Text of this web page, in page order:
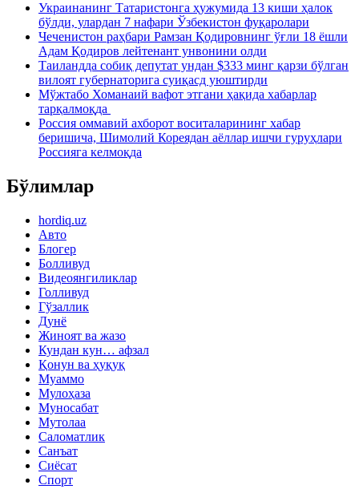
Украинанинг Татаристонга ҳужумида 13 киши ҳалок
бўлди, улардан 7 нафари Ўзбекистон фуқаролари
Чеченистон раҳбари Рамзан Қодировнинг ўғли 18 ёшли
Адам Қодиров лейтенант унвонини олди
Таиландда собиқ депутат ундан $333 минг қарзи бўлган
вилоят губернаторига суиқасд уюштирди
Мўжтабо Хоманаий вафот этгани ҳақида хабарлар
тарқалмоқда
Россия оммавий ахборот воситаларининг хабар
беришича, Шимолий Кореядан аёллар ишчи гуруҳлари
Россияга келмоқда
Бўлимлар
hordiq.uz
Авто
Блогер
Болливуд
Видеоянгиликлар
Голливуд
Гўзаллик
Дунё
Жиноят ва жазо
Кундан кун… афзал
Қонун ва ҳуқуқ
Муаммо
Мулоҳаза
Муносабат
Мутолаа
Саломатлик
Санъат
Сиёсат
Спорт